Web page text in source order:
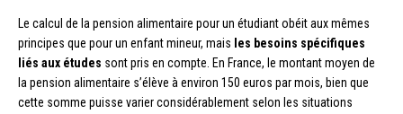
Le calcul de la pension alimentaire pour un étudiant obéit aux mêmes
principes que pour un enfant mineur, mais les besoins spécifiques
liés aux études sont pris en compte. En France, le montant moyen de
la pension alimentaire s’élève à environ 150 euros par mois, bien que
cette somme puisse varier considérablement selon les situations